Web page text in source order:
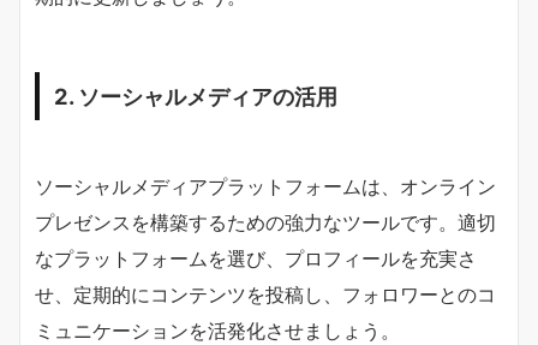
2. ソーシャルメディアの活用
ソーシャルメディアプラットフォームは、オンライン
プレゼンスを構築するための強力なツールです。適切
なプラットフォームを選び、プロフィールを充実さ
せ、定期的にコンテンツを投稿し、フォロワーとのコ
ミュニケーションを活発化させましょう。